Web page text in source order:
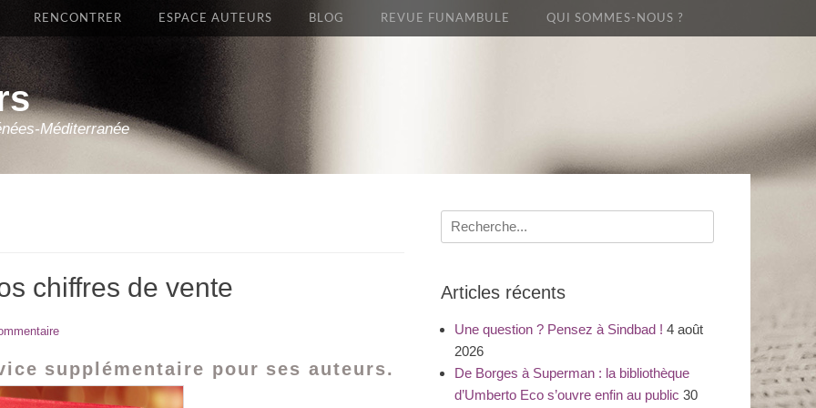
Méditerranée
RENCONTRER ESPACE AUTEURS BLOG REVUE FUNAMBULE QUI SOMMES-NOUS ?
chiffres de vente
supplémentaire pour ses auteurs.
Recherche
pour
Articles récents
Une question ? Pensez à Sindbad ! 4 août
2026
De Borges à Superman : la bibliothèque
d’Umberto Eco s’ouvre enfin au public 30